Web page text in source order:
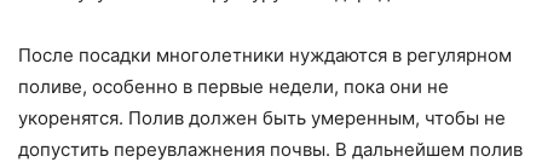
После посадки многолетники нуждаются в регулярном
поливе, особенно в первые недели, пока они не
укоренятся. Полив должен быть умеренным, чтобы не
допустить переувлажнения почвы. В дальнейшем полив